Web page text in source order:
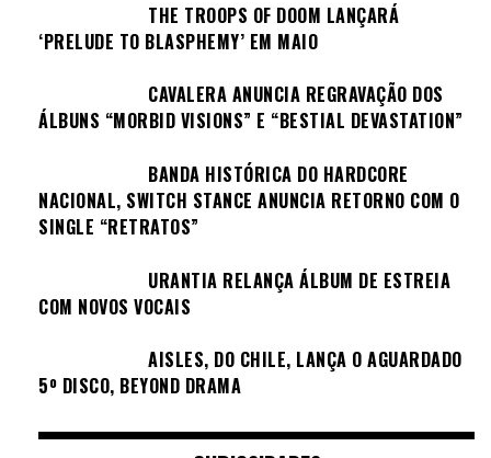
THE TROOPS OF DOOM LANÇARÁ
‘PRELUDE TO BLASPHEMY’ EM MAIO
CAVALERA ANUNCIA REGRAVAÇÃO DOS
ÁLBUNS “MORBID VISIONS” E “BESTIAL DEVASTATION”
BANDA HISTÓRICA DO HARDCORE
NACIONAL, SWITCH STANCE ANUNCIA RETORNO COM O
SINGLE “RETRATOS”
URANTIA RELANÇA ÁLBUM DE ESTREIA
COM NOVOS VOCAIS
AISLES, DO CHILE, LANÇA O AGUARDADO
5º DISCO, BEYOND DRAMA